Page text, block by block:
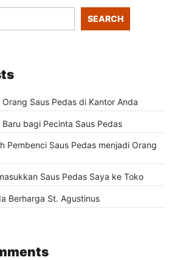
SEARCH
Saus Pedas di Kantor Anda
Baru bagi Pecinta Saus Pedas
Pembenci Saus Pedas menjadi Orang
Saus Pedas Saya ke Toko
Berharga St. Agustinus